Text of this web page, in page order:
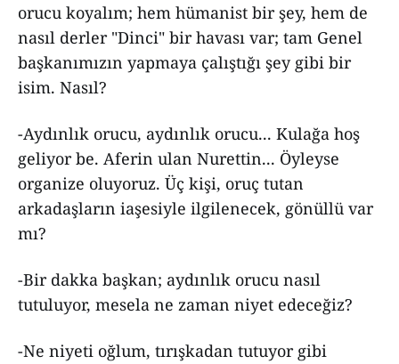
orucu koyalım; hem hümanist bir şey, hem de
nasıl derler "Dinci" bir havası var; tam Genel
başkanımızın yapmaya çalıştığı şey gibi bir
isim. Nasıl?
-Aydınlık orucu, aydınlık orucu... Kulağa hoş
geliyor be. Aferin ulan Nurettin... Öyleyse
organize oluyoruz. Üç kişi, oruç tutan
arkadaşların iaşesiyle ilgilenecek, gönüllü var
mı?
-Bir dakka başkan; aydınlık orucu nasıl
tutuluyor, mesela ne zaman niyet edeceğiz?
-Ne niyeti oğlum, tırışkadan tutuyor gibi